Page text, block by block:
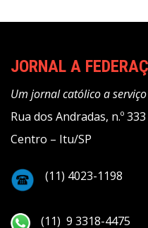
JORNAL A
Um jornal católico a
Rua dos Andradas, n.º 333
Centro – Itu/SP
(11) 4023-1198
(11) 9 3318-4475